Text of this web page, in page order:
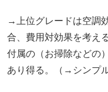
→上位グレードは空調
合、費用対効果を考え
付属の（お掃除などの
あり得る。（→シンプ